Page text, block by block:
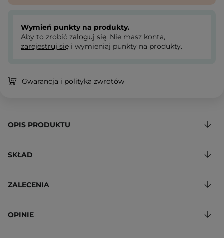
Wymień punkty na produkty.
Aby to zrobić zaloguj się. Nie masz konta,
zarejestruj się i wymieniaj punkty na produkty.
Gwarancja i polityka zwrotów
OPIS PRODUKTU
SKŁAD
ZALECENIA
OPINIE